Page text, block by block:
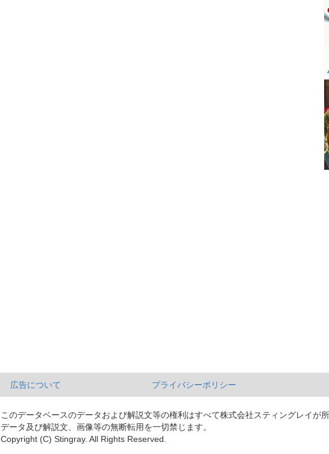
広告について プライバシーポリシー
このデータベースのデータおよび解説文等の権利はすべて株式会社スティングレイが所
データ及び解説文、画像等の無断転用を一切禁じます。
Copyright (C) Stingray. All Rights Reserved.